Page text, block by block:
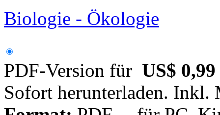
Biologie - Ökologie
PDF-Version für US$ 0,99
Sofort herunterladen. Inkl.